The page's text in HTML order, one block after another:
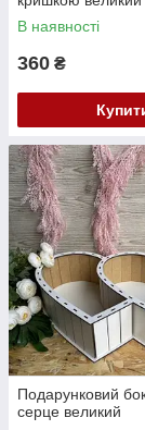
В наявності
360 ₴
Подарунковий
серце великий